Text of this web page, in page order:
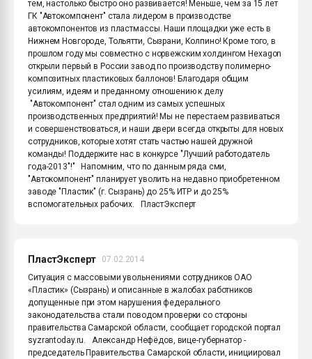
тем, настолько быстро оно развивается! Меньше, чем за 15 лет
ГК "Автокомпонент" стала лидером в производстве
автокомпонентов из пластмассы. Наши площадки уже есть в
Нижнем Новгороде, Тольятти, Сызрани, Колпино! Кроме того, в
прошлом году мы совместно с норвежским холдингом Hexagon
открыли первый в России завод по производству полимерно-
композитных пластиковых баллонов! Благодаря общим
усилиям, идеям и преданному отношению к делу
"Автокомпонент" стал одним из самых успешных
производственных предприятий! Мы не перестаем развиваться
и совершенствоваться, и наши двери всегда открыты для новых
сотрудников, которые хотят стать частью нашей дружной
команды! Поддержите нас в конкурсе "Лучший работодатель
года-2013"!" Напомним, что по данным ряда сми,
"Автокомпонент" планирует уволить на недавно приобретенном
заводе "Пластик" (г. Сызрань) до 25% ИТР и до 25%
вспомогательных рабочих. ПластЭксперт
ПластЭксперт
07.02.2014
Ситуация с массовыми увольнениями сотрудников ОАО
«Пластик» (Сызрань) и описанные в жалобах работников
допущенные при этом нарушения федерального
законодательства стали поводом проверки со стороны
правительства Самарской области, сообщает городской портал
syzrantoday.ru. Александр Нефёдов, вице-губернатор -
председатель Правительства Самарской области, инициировал